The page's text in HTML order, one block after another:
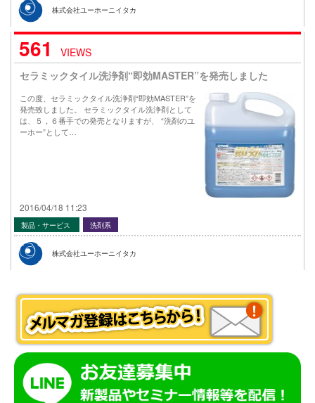
株式会社ユーホーニイタカ
561
VIEWS
セラミックタイル洗浄剤“即効MASTER”を発売しました
この度、セラミックタイル洗浄剤“即効MASTER”を
発売致しました。 セラミックタイル洗浄剤として
は、５，６番手での発売となりますが、 “洗剤のユ
ーホー”として…
2016/04/18 11:23
製品・サービス 洗剤系
株式会社ユーホーニイタカ